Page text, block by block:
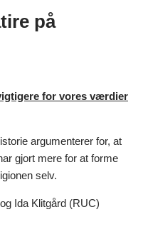
på
for vores værdier
argumenterer for, at
gjort mere for at forme
selv.
Ida Klitgård (RUC)